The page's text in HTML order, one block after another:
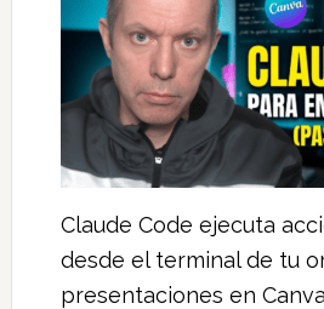
Claude Code ejecuta
desde el terminal de tu
presentaciones en